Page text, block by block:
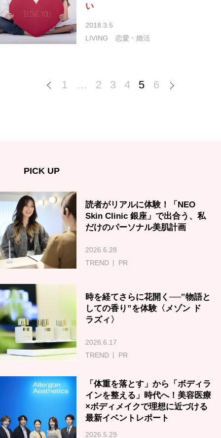
い
2018.3.5
LIVING
恋愛・婚活
1 … 2 3 4 5 6
PICK UP
読者がリアルに体験！「NEO
Skin Clinic 銀座」で出合う、私
だけのパーソナル美肌計画
2026.6.28
TREND
PR
時を経てさらに花開く──‟物語と
しての香り”を体験〈メゾン ド
ラズィ〉
2026.6.17
TREND
PR
「体重を落とす」から「ボディラ
インを整える」時代へ！美容医療
×ボディメイクで理想に近づける
最新イベントレポート
2026.5.29